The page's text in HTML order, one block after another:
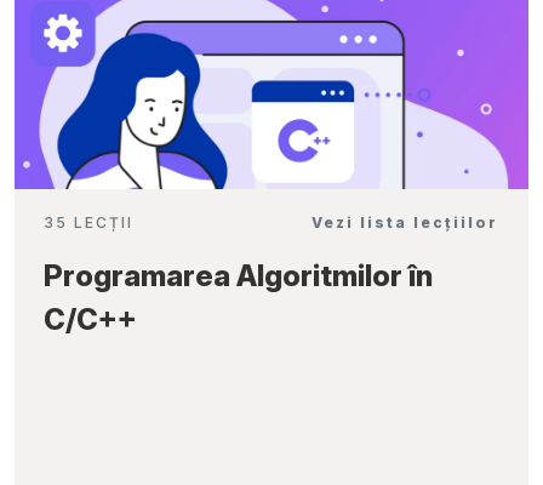
35 LECȚII Vezi lista lecțiilor
Programarea Algoritmilor în
C/C++